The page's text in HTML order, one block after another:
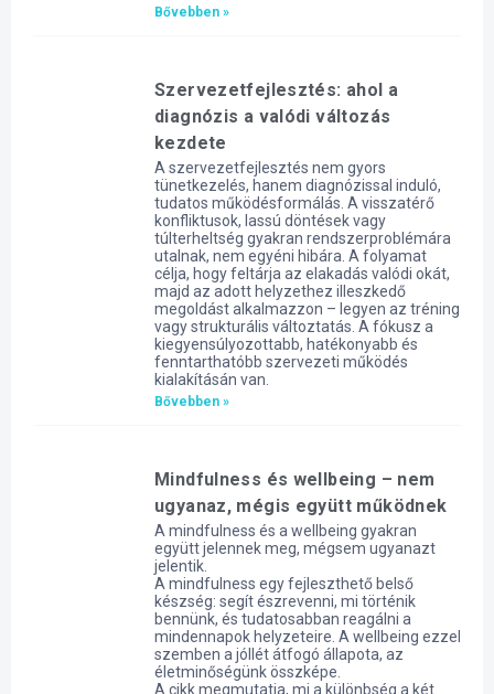
Bővebben »
Szervezetfejlesztés: ahol a
diagnózis a valódi változás
kezdete
A szervezetfejlesztés nem gyors
tünetkezelés, hanem diagnózissal induló,
tudatos működésformálás. A visszatérő
konfliktusok, lassú döntések vagy
túlterheltség gyakran rendszerproblémára
utalnak, nem egyéni hibára. A folyamat
célja, hogy feltárja az elakadás valódi okát,
majd az adott helyzethez illeszkedő
megoldást alkalmazzon – legyen az tréning
vagy strukturális változtatás. A fókusz a
kiegyensúlyozottabb, hatékonyabb és
fenntarthatóbb szervezeti működés
kialakításán van.
Bővebben »
Mindfulness és wellbeing – nem
ugyanaz, mégis együtt működnek
A mindfulness és a wellbeing gyakran
együtt jelennek meg, mégsem ugyanazt
jelentik.
A mindfulness egy fejleszthető belső
készség: segít észrevenni, mi történik
bennünk, és tudatosabban reagálni a
mindennapok helyzeteire. A wellbeing ezzel
szemben a jóllét átfogó állapota, az
életminőségünk összképe.
A cikk megmutatja, mi a különbség a két